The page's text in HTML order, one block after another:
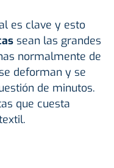
es clave y esto
sean las grandes
normalmente de
deforman y se
de minutos.
que cuesta